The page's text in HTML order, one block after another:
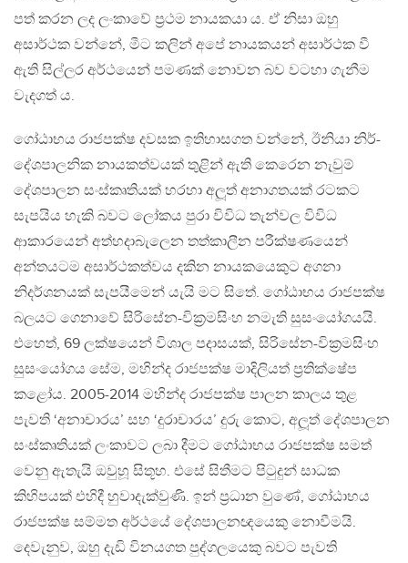
පත් කරන ලද ලංකාවේ ප්‍රථම නායකයා ය. ඒ නිසා ඔහු
අසාර්ථක වන්නේ, මීට කලින් අපේ නායකයන් අසාර්ථක වී
ඇති සිල්ලර අර්ථයෙන් පමණක් නොවන බව වටහා ගැනීම
වැදගත් ය.
ගෝඨාභය රාජපක්ෂ දවසක ඉතිහාසගත වන්නේ, ඊනියා නිර්-
දේශපාලනික නායකත්වයක් තුළින් ඇති කෙරෙන නැවුම්
දේශපාලන සංස්කෘතියක් හරහා අලූත් අනාගතයක් රටකට
සැපයිය හැකි බවට ලෝකය පුරා විවිධ තැන්වල විවිධ
ආකාරයෙන් අත්හදාබැලෙන තත්කාලීන පරීක්ෂණයෙන්
අන්තයටම අසාර්ථකත්වය දකින නායකයෙකුට අගනා
නිදර්ශනයක් සැපයීමෙන් යැයි මට සිතේ. ගෝඨාභය රාජපක්ෂ
බලයට ගෙනාවේ සිරිසේන-වික්‍රමසිංහ නමැති සුසංයෝගයයි.
එහෙත්, 69 ලක්ෂයෙන් විශාල පදාසයක්, සිරිසේන-වික්‍රමසිංහ
සුසංයෝගය සේම, මහින්ද රාජපක්ෂ මාදිලියත් ප්‍රතික්ෂේප
කළෝය. 2005-2014 මහින්ද රාජපක්ෂ පාලන කාලය තුළ
පැවති ‘අනාචාරය’ සහ ‘දුරාචාරය’ දුරු කොට, අලූත් දේශපාලන
සංස්කෘතියක් ලංකාවට ලබා දීමට ගෝඨාභය රාජපක්ෂ සමත්
වෙනු ඇතැයි ඔවුහූ සිතූහ. එසේ සිතීමට පිටුදුන් සාධක
කිහිපයක් එහිදී හුවාදැක්වුණි. ඉන් ප්‍රධාන වුණේ, ගෝඨාභය
රාජපක්ෂ සම්මත අර්ථයේ දේශපාලනඥයෙකු නොවීමයි.
දෙවැනුව, ඔහු දැඩි විනයගත පුද්ගලයෙකු බවට පැවති